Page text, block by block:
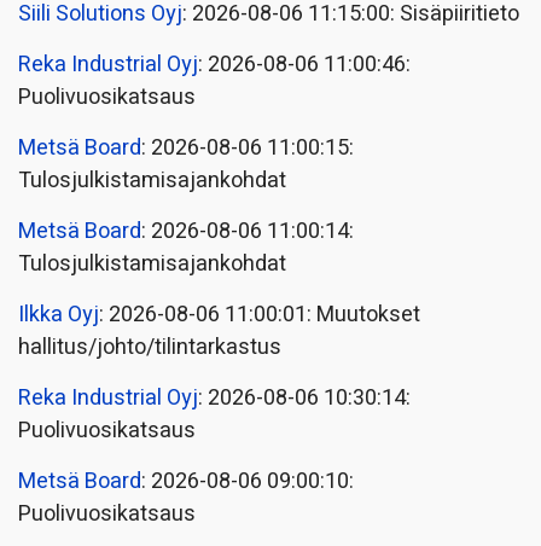
Siili Solutions Oyj: 2026-08-06 11:15:00: Sisäpiiritieto
Reka Industrial Oyj: 2026-08-06 11:00:46:
Puolivuosikatsaus
Metsä Board: 2026-08-06 11:00:15:
Tulosjulkistamisajankohdat
Metsä Board: 2026-08-06 11:00:14:
Tulosjulkistamisajankohdat
Ilkka Oyj: 2026-08-06 11:00:01: Muutokset
hallitus/johto/tilintarkastus
Reka Industrial Oyj: 2026-08-06 10:30:14:
Puolivuosikatsaus
Metsä Board: 2026-08-06 09:00:10:
Puolivuosikatsaus